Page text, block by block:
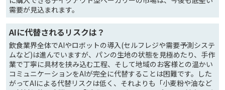
需要が見込まれます。
AIに代替されるリスクは？
飲食業界全体でAIやロボットの導入(セルフレジや需要予測システ
ムなど)は進んでいますが、パンの生地の状態を見極めたり、手作
業で丁寧に具材を挟み込む工程、そして地域のお客様との温かい
コミュニケーションをAIが完全に代替することは困難です。した
がってAIによる代替リスクは低く、それよりも「小麦粉や油など